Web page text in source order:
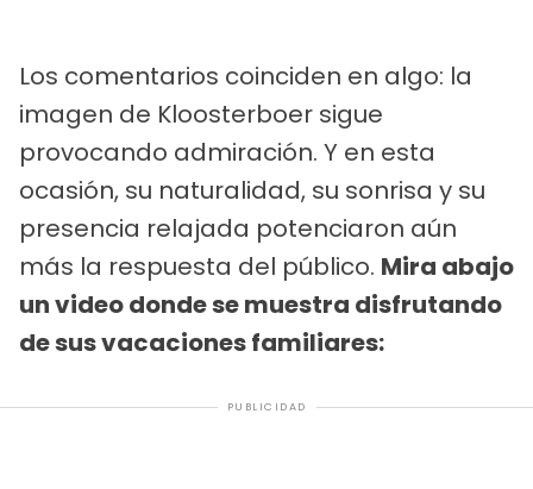
Los comentarios coinciden en algo: la
imagen de Kloosterboer sigue
provocando admiración. Y en esta
ocasión, su naturalidad, su sonrisa y su
presencia relajada potenciaron aún
más la respuesta del público. Mira abajo
un video donde se muestra disfrutando
de sus vacaciones familiares:
PUBLICIDAD